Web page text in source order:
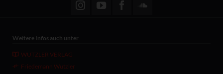
Weitere Infos auch unter
WUTZLER VERLAG
Friedemann Wutzler